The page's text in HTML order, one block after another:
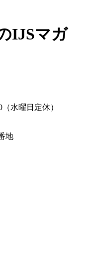
IJSマガ
水曜日定休）
地